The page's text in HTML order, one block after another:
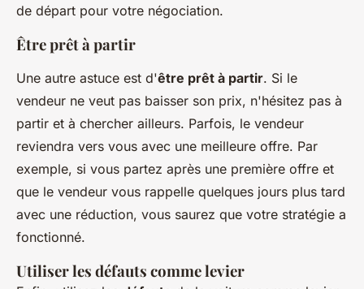
de départ pour votre négociation.
Être prêt à partir
Une autre astuce est d'être prêt à partir. Si le
vendeur ne veut pas baisser son prix, n'hésitez pas à
partir et à chercher ailleurs. Parfois, le vendeur
reviendra vers vous avec une meilleure offre. Par
exemple, si vous partez après une première offre et
que le vendeur vous rappelle quelques jours plus tard
avec une réduction, vous saurez que votre stratégie a
fonctionné.
Utiliser les défauts comme levier